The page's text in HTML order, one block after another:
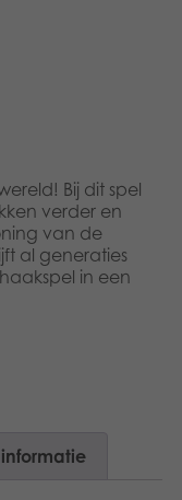
Bij dit spel
verder en
van de
al generaties
in een